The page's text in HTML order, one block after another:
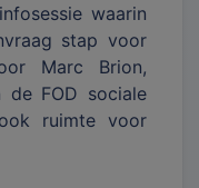
waarin
stap voor
Marc Brion,
FOD sociale
ruimte voor